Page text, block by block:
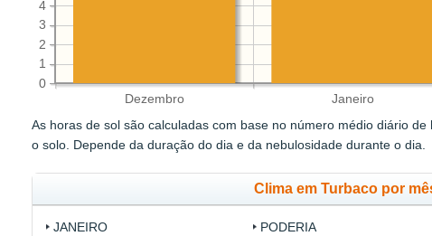
Dezembro Janeiro
0
1
2
3
4
As horas de sol são calculadas com base no número médio diário
o solo. Depende da duração do dia e da nebulosidade durante o dia.
Clima em Turbaco por
JANEIRO
PODERIA